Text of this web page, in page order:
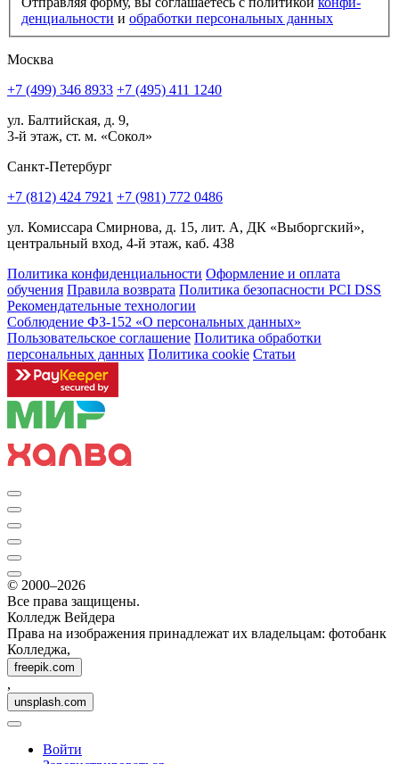
ден­циальности и обработки персональных данных
Москва
+7 (499) 346 8933 +7 (495) 411 1240
ул. Балтийская, д. 9,
3-й этаж, ст. м. «Сокол»
Санкт-Петербург
+7 (812) 424 7921 +7 (981) 772 0486
ул. Комиссара Смирнова, д. 15, лит. А, ДК «Выборгский»,
центральный вход, 4-й этаж, каб. 438
Политика конфиденциальности Оформление и оплата
обучения Правила возврата Политика безопасности PCI DSS
Рекомендательные технологии
Соблюдение ФЗ-152 «О персональ­ных данных»
Пользовательское соглашение Политика обработки
персональных данных Политика cookie Статьи
© 2000–2026
Все права защищены.
Колледж Вейдера
Права на изображения принадлежат их владельцам: фотобанк
Колледжа,
freepik.com
,
unsplash.com
Войти